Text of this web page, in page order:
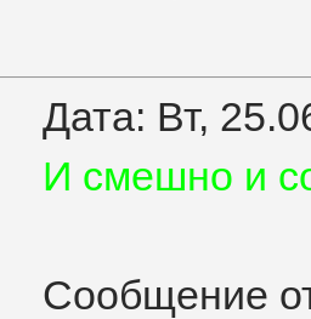
Дата: Вт,
И смешно и
Сообщение